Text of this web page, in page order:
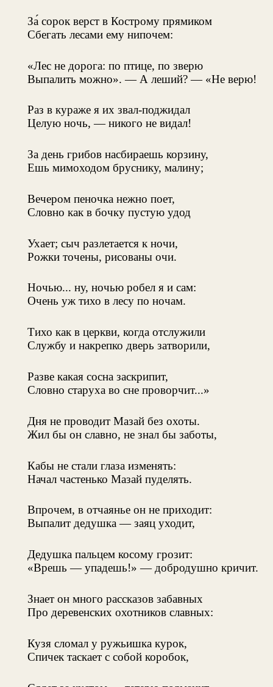
За́ сорок верст в Кострому прямиком
Сбегать лесами ему нипочем:
«Лес не дорога: по птице, по зверю
Выпалить можно». — А леший? — «Не верю!
Раз в кураже я их звал-поджидал
Целую ночь, — никого не видал!
За день грибов насбираешь корзину,
Ешь мимоходом бруснику, малину;
Вечером пеночка нежно поет,
Словно как в бочку пустую удод
Ухает; сыч разлетается к ночи,
Рожки точены, рисованы очи.
Ночью... ну, ночью робел я и сам:
Очень уж тихо в лесу по ночам.
Тихо как в церкви, когда отслужили
Службу и накрепко дверь затворили,
Разве какая сосна заскрипит,
Словно старуха во сне проворчит...»
Дня не проводит Мазай без охоты.
Жил бы он славно, не знал бы заботы,
Кабы не стали глаза изменять:
Начал частенько Мазай пуделять.
Впрочем, в отчаянье он не приходит:
Выпалит дедушка — заяц уходит,
Дедушка пальцем косому грозит:
«Врешь — упадешь!» — добродушно кричит.
Знает он много рассказов забавных
Про деревенских охотников славных:
Кузя сломал у ружьишка курок,
Спичек таскает с собой коробок,